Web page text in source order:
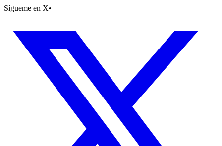
Sígueme en X•